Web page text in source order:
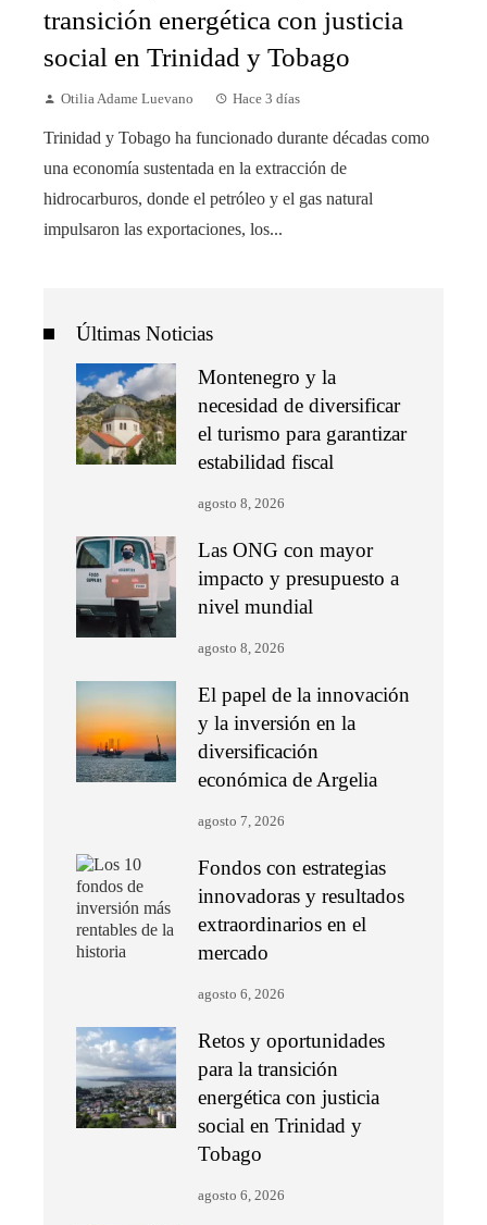
transición energética con justicia
social en Trinidad y Tobago
Otilia Adame Luevano Hace 3 días
Trinidad y Tobago ha funcionado durante décadas como
una economía sustentada en la extracción de
hidrocarburos, donde el petróleo y el gas natural
impulsaron las exportaciones, los...
Últimas Noticias
Montenegro y la
necesidad de diversificar
el turismo para garantizar
estabilidad fiscal
agosto 8, 2026
Las ONG con mayor
impacto y presupuesto a
nivel mundial
agosto 8, 2026
El papel de la innovación
y la inversión en la
diversificación
económica de Argelia
agosto 7, 2026
Fondos con estrategias
innovadoras y resultados
extraordinarios en el
mercado
agosto 6, 2026
Retos y oportunidades
para la transición
energética con justicia
social en Trinidad y
Tobago
agosto 6, 2026